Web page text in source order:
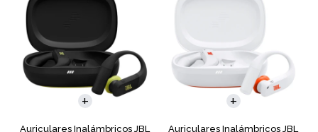
Auriculares Inalámbricos JBL
Auriculares Inalámbricos JBL